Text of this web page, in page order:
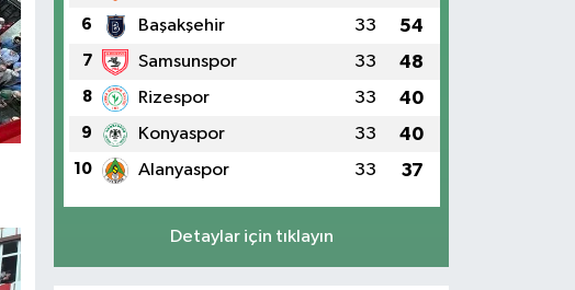
6 Başakşehir 33 54
7 Samsunspor 33 48
8 Rizespor 33 40
9 Konyaspor 33 40
10 Alanyaspor 33 37
Detaylar için tıklayın